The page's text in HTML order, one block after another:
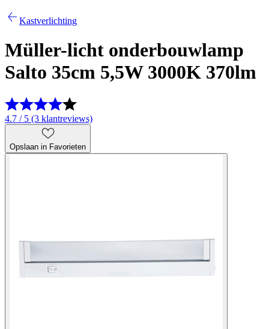
Kastverlichting
Müller-licht onderbouwlamp
Salto 35cm 5,5W 3000K 370lm
4.7 / 5 (3 klantreviews)
Opslaan in Favorieten